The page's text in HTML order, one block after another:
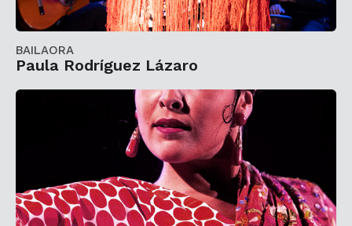
BAILAORA
Paula Rodríguez Lázaro